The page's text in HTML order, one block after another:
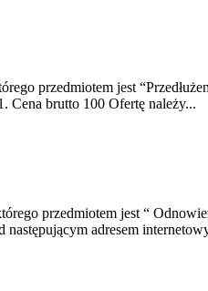
przedmiotem jest
Cena brutto 100 Ofertę należy...
przedmiotem jest “
następującym adresem